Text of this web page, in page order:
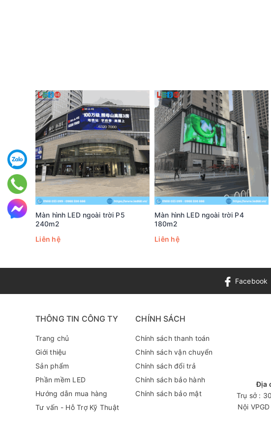
Màn hình LED ngoài trời P5
240m2
Liên hệ
Màn hình LED ngoài trời P4
180m2
Liên hệ
Facebook
THÔNG TIN CÔNG TY
Trang chủ
Giới thiệu
Sản phẩm
Phần mềm LED
Hướng dẫn mua hàng
Tư vấn - Hỗ Trợ Kỹ Thuật
CHÍNH SÁCH
Chính sách thanh toán
Chính sách vận chuyển
Chính sách đổi trả
Chính sách bảo hành
Chính sách bảo mật
Địa
Trụ sở :
Nội